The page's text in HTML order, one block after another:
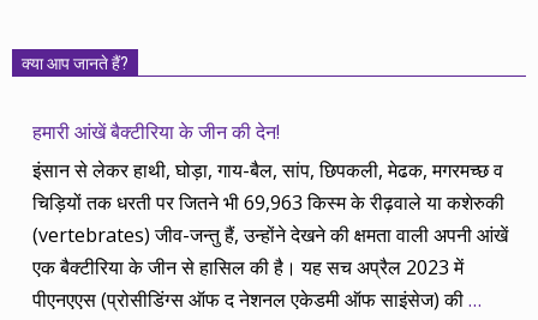
क्या आप जानते हैं?
हमारी आंखें बैक्टीरिया के जीन की देन!
इंसान से लेकर हाथी, घोड़ा, गाय-बैल, सांप, छिपकली, मेढक, मगरमच्छ व
चिड़ियों तक धरती पर जितने भी 69,963 किस्म के रीढ़वाले या कशेरुकी
(vertebrates) जीव-जन्तु हैं, उन्होंने देखने की क्षमता वाली अपनी आंखें
एक बैक्टीरिया के जीन से हासिल की है। यह सच अप्रैल 2023 में
पीएनएएस (प्रोसीडिंग्स ऑफ द नेशनल एकेडमी ऑफ साइंसेज) की…